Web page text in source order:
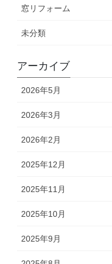
窓リフォーム
未分類
アーカイブ
2026年5月
2026年3月
2026年2月
2025年12月
2025年11月
2025年10月
2025年9月